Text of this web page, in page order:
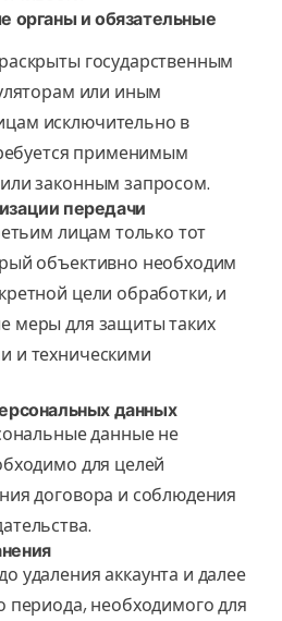
органы и обязательные
государственным
или иным
исключительно в
применимым
законным запросом.
передачи
лицам только тот
объективно необходим
цели обработки, и
меры для защиты таких
и техническими
данных
данные не
для целей
договора и соблюдения
удаления аккаунта и далее
периода, необходимого для